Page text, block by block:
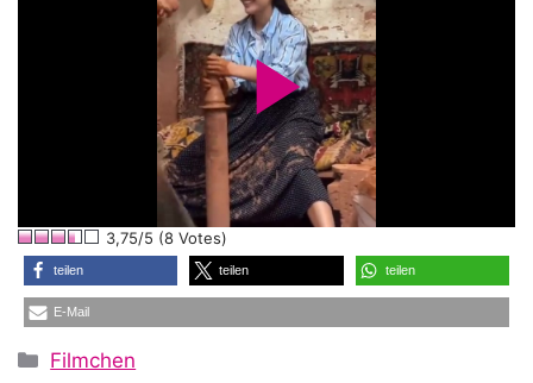
P
l
a
3,75/5 (8 Votes)
teilen teilen teilen
E-Mail
Kategorien
Filmchen